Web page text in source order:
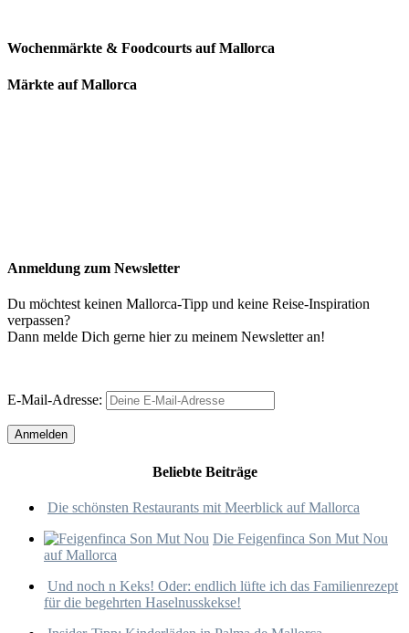
Wochenmärkte & Foodcourts auf Mallorca
Märkte auf Mallorca
Anmeldung zum Newsletter
Du möchtest keinen Mallorca-Tipp und keine Reise-Inspiration
verpassen?
Dann melde Dich gerne hier zu meinem Newsletter an!
E-Mail-Adresse:
Beliebte Beiträge
Die schönsten Restaurants mit Meerblick auf Mallorca
Die Feigenfinca Son Mut Nou
auf Mallorca
Und noch n Keks! Oder: endlich lüfte ich das Familienrezept
für die begehrten Haselnusskekse!